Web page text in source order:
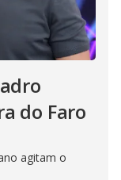
do Faro
agitam o